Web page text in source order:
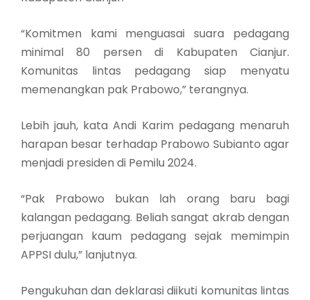
“Komitmen kami menguasai suara pedagang
minimal 80 persen di Kabupaten Cianjur.
Komunitas lintas pedagang siap menyatu
memenangkan pak Prabowo,” terangnya.
Lebih jauh, kata Andi Karim pedagang menaruh
harapan besar terhadap Prabowo Subianto agar
menjadi presiden di Pemilu 2024.
“Pak Prabowo bukan lah orang baru bagi
kalangan pedagang. Beliah sangat akrab dengan
perjuangan kaum pedagang sejak memimpin
APPSI dulu,” lanjutnya.
Pengukuhan dan deklarasi diikuti komunitas lintas